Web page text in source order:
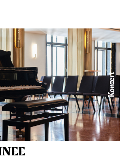
Konzert